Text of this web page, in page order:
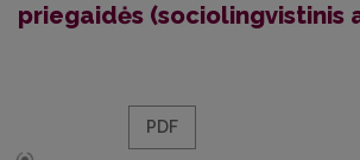
priegaidės (sociolingvistinis
PDF